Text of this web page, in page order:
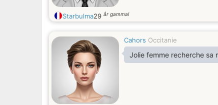
Starbulma29 år gammal
Cahors Occitanie
Jolie femme recherche sa